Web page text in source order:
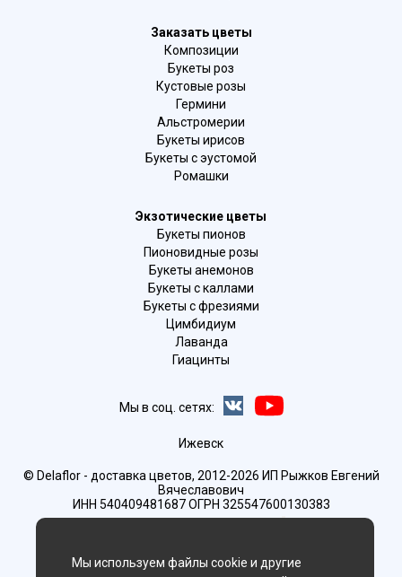
Заказать цветы
Композиции
Букеты роз
Кустовые розы
Гермини
Альстромерии
Букеты ирисов
Букеты с эустомой
Ромашки
Экзотические цветы
Букеты пионов
Пионовидные розы
Букеты анемонов
Букеты с каллами
Букеты с фрезиями
Цимбидиум
Лаванда
Гиацинты
Мы в соц. сетях:
Ижевск
© Delaflor - доставка цветов, 2012-2026 ИП Рыжков Евгений
Вячеславович
ИНН 540409481687 ОГРН 325547600130383
Мы используем файлы cookie и другие